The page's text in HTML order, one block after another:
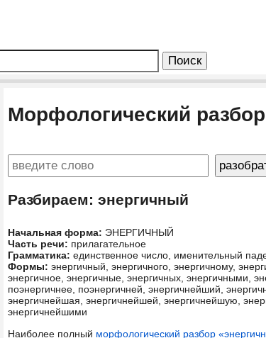
Морфологический
Разбираем: энергичный
Начальная форма: ЭНЕРГИЧНЫЙ
Часть речи: прилагательное
Грамматика: единственное число, именительный
Формы: энергичный, энергичного, энергичному,
энергичное, энергичные, энергичных, энергичными,
поэнергичнее, поэнергичней, энергичнейший,
энергичнейшая, энергичнейшей, энергичнейшую,
энергичнейшими
Наиболее полный морфологический разбор